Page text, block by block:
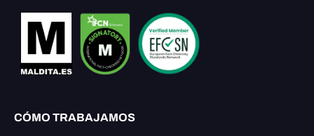
CÓMO TRABAJAMOS